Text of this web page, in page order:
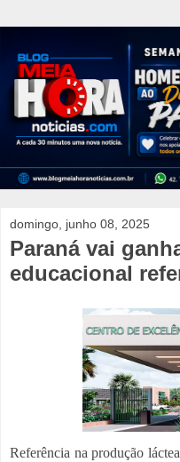
domingo, junho 08, 2025
Paraná vai
educacional
Referência na produção